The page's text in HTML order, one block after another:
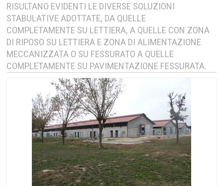
RISULTANO EVIDENTI LE DIVERSE SOLUZIONI
STABULATIVE ADOTTATE, DA QUELLE
COMPLETAMENTE SU LETTIERA, A QUELLE CON ZONA
DI RIPOSO SU LETTIERA E ZONA DI ALIMENTAZIONE
MECCANIZZATA O SU FESSURATO A QUELLE
COMPLETAMENTE SU PAVIMENTAZIONE FESSURATA.